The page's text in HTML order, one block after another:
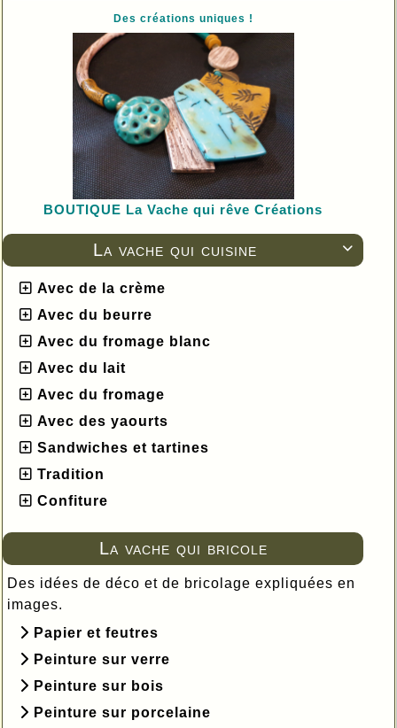
Des créations uniques !
BOUTIQUE La Vache qui rêve Créations

La vache qui cuisine
Avec de la crème
Avec du beurre
Avec du fromage blanc
Avec du lait
Avec du fromage
Avec des yaourts
Sandwiches et tartines
Tradition
Confiture
La vache qui bricole
Des idées de déco et de bricolage expliquées en
images.
Papier et feutres
Peinture sur verre
Peinture sur bois
Peinture sur porcelaine